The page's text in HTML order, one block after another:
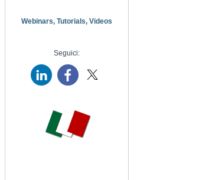
Webinars, Tutorials, Videos
Seguici: